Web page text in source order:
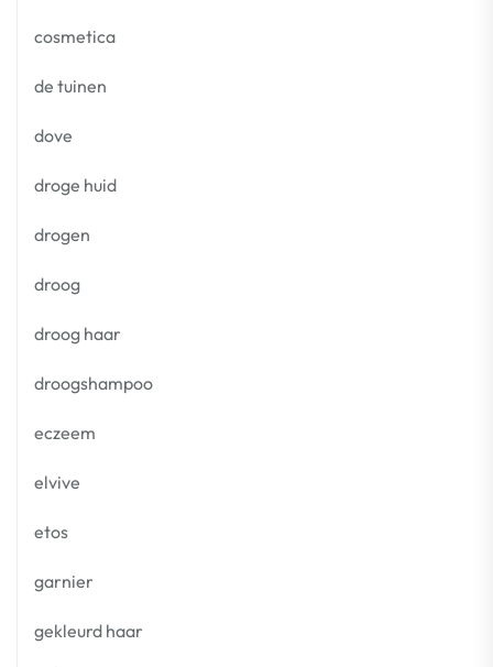
cosmetica
de tuinen
dove
droge huid
drogen
droog
droog haar
droogshampoo
eczeem
elvive
etos
garnier
gekleurd haar